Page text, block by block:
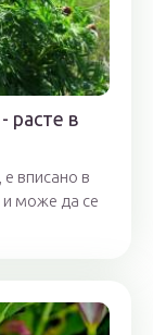
расте в
вписано в
и може да се